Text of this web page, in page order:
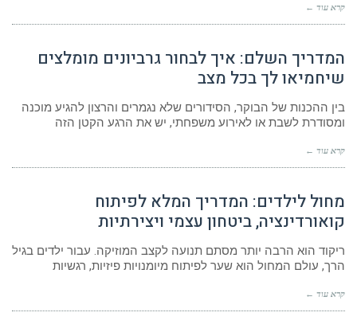
קרא עוד ←
המדריך השלם: איך לבחור גרביונים מומלצים
שיחמיאו לך בכל מצב
בין ההכנות של הבוקר, הסידורים שלא נגמרים והרצון להגיע מוכנה
ומסודרת לשבת או לאירוע משפחתי, יש את הרגע הקטן הזה
קרא עוד ←
מחול לילדים: המדריך המלא לפיתוח
קואורדינציה, ביטחון עצמי ויצירתיות
ריקוד הוא הרבה יותר מסתם תנועה לקצב המוזיקה. עבור ילדים בגיל
הרך, עולם המחול הוא שער לפיתוח מיומנויות פיזיות, רגשיות
קרא עוד ←